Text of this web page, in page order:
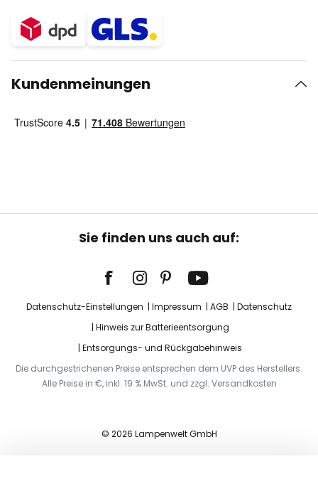
Kundenmeinungen
Sie finden uns auch auf:
Datenschutz-Einstellungen Impressum AGB
Datenschutz
Hinweis zur Batterieentsorgung
Entsorgungs- und Rückgabehinweis
Die durchgestrichenen Preise entsprechen dem UVP des Herstellers.
Alle Preise in €, inkl. 19 % MwSt. und zzgl. Versandkosten
© 2026 Lampenwelt GmbH